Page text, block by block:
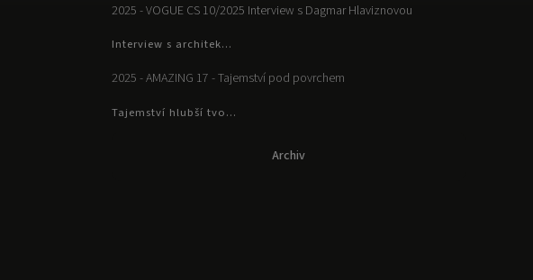
2025 - VOGUE CS 10/2025 Interview s Dagmar Hlaviznovou
Interview s architek...
2025 - AMAZING 17 - Tajemství pod povrchem
Tajemství hlubší tvo...
Archiv